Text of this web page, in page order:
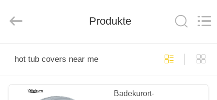
PRODUKTE
Reserved.
Developed
Produkte
hot tub covers near me
Badekurort-